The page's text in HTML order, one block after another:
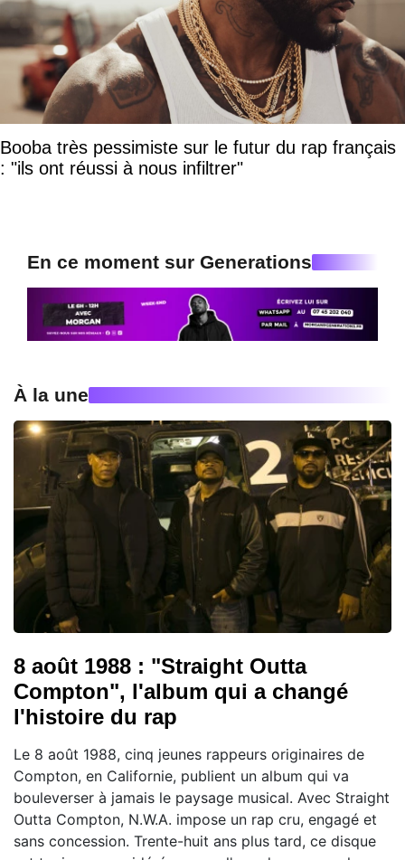
Booba très pessimiste sur le futur du rap français
: "ils ont réussi à nous infiltrer"
En ce moment sur Generations
À la une
8 août 1988 : "Straight Outta
Compton", l'album qui a changé
l'histoire du rap
Le 8 août 1988, cinq jeunes rappeurs originaires de
Compton, en Californie, publient un album qui va
bouleverser à jamais le paysage musical. Avec Straight
Outta Compton, N.W.A. impose un rap cru, engagé et
sans concession. Trente-huit ans plus tard, ce disque